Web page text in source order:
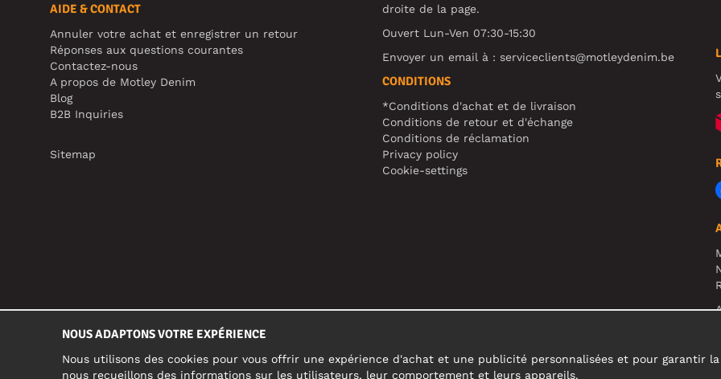
AIDE & CONTACT
Annuler votre achat et enregistrer un retour
Réponses aux questions courantes
Contactez-nous
A propos de Motley Denim
Blog
B2B Inquiries
Sitemap
droite de la page.
Ouvert Lun-Ven 07:30-15:30
Envoyer un email à :serviceclients@motleydenim.be
CONDITIONS
*Conditions d'achat et de livraison
Conditions de retour et d'échange
Conditions de réclamation
Privacy policy
Cookie-settings
NOUS ADAPTONS VOTRE EXPÉRIENCE
Nous utilisons des cookies pour vous offrir une expérience d'achat et une publicité personnalisées et pour garantir
nous recueillons des informations sur les utilisateurs, leur comportement et leurs appareils.